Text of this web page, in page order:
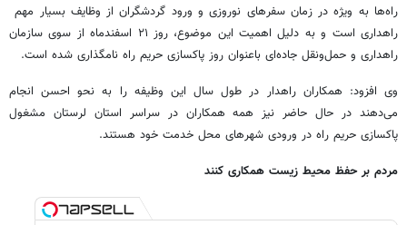
راه‌ها به ویژه در زمان سفرهای نوروزی و ورود گردشگران از وظایف بسیار مهم
راهداری است و به دلیل اهمیت این موضوع، روز ۲۱ اسفندماه از سوی سازمان
راهداری و حمل‌ونقل جاده‌ای باعنوان روز پاکسازی حریم راه نامگذاری شده است.
وی افزود: همکاران راهدار در طول سال این وظیفه را به نحو احسن انجام
می‌دهند در حال حاضر نیز همه همکاران در سراسر استان لرستان مشغول
پاکسازی حریم راه در ورودی شهرهای محل خدمت خود هستند.
مردم بر حفظ محیط زیست همکاری کنند